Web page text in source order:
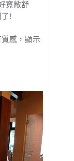
寬敞舒
!
感，顯示